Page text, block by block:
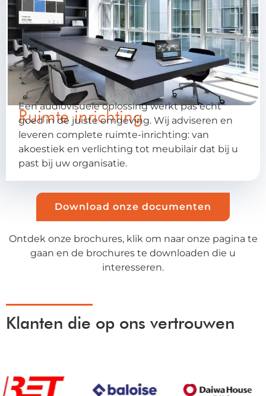
Ruimte inrichting
Een audiovisuele oplossing werkt pas echt
goed in de juiste omgeving. Wij adviseren en
leveren complete ruimte-inrichting: van
akoestiek en verlichting tot meubilair dat bij u
past bij uw organisatie.
Download onze documenten
Ontdek onze brochures, klik om naar onze pagina te
gaan en de brochures te downloaden die u
interesseren.
Klanten die op ons vertrouwen